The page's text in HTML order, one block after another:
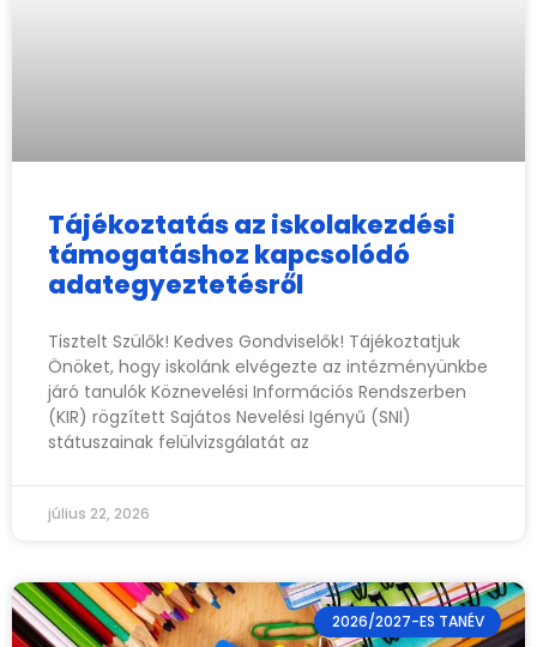
Tájékoztatás az iskolakezdési
támogatáshoz kapcsolódó
adategyeztetésről
Tisztelt Szülők! Kedves Gondviselők! Tájékoztatjuk
Önöket, hogy iskolánk elvégezte az intézményünkbe
járó tanulók Köznevelési Információs Rendszerben
(KIR) rögzített Sajátos Nevelési Igényű (SNI)
státuszainak felülvizsgálatát az
július 22, 2026
2026/2027-ES TANÉV